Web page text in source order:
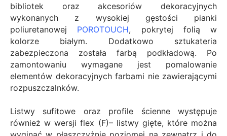
bibliotek oraz akcesoriów dekoracyjnych
wykonanych z wysokiej gęstości pianki
poliuretanowej POROTOUCH, pokrytej folią w
kolorze białym. Dodatkowo sztukateria
zabezpieczona została farbą podkładową. Po
zamontowaniu wymagane jest pomalowanie
elementów dekoracyjnych farbami nie zawierającymi
rozpuszczalnków.
Listwy sufitowe oraz profile ścienne występuje
również w wersji flex (F)– listwy gięte, które można